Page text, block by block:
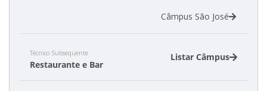
Câmpus São José
Técnico Subsequente
Restaurante e Bar
Listar Câmpus